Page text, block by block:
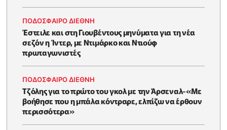
ΠΟΔΟΣΦΑΙΡΟ ΔΙΕΘΝΗ
Έστειλε και στη Γιουβέντους μηνύματα για τη νέα
σεζόν η Ίντερ, με Ντιμάρκο και Ντιούφ
πρωταγωνιστές
ΠΟΔΟΣΦΑΙΡΟ ΔΙΕΘΝΗ
Τζόλης για το πρώτο του γκολ με την Άρσεναλ-«Με
βοήθησε που η μπάλα κόντραρε, ελπίζω να έρθουν
περισσότερα»